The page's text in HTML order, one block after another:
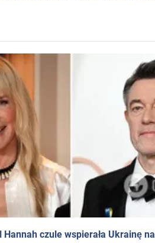
Hannah czule wspierała Ukrainę